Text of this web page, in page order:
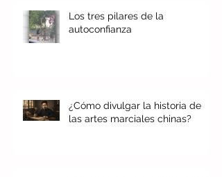
Los tres pilares de la
autoconfianza
¿Cómo divulgar la historia de
las artes marciales chinas?